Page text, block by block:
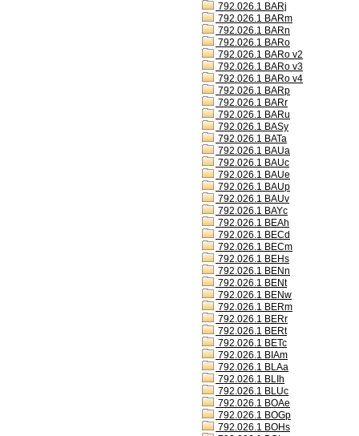
792.026.1 BARj
792.026.1 BARm
792.026.1 BARn
792.026.1 BARo
792.026.1 BARo v2
792.026.1 BARo v3
792.026.1 BARo v4
792.026.1 BARp
792.026.1 BARr
792.026.1 BARu
792.026.1 BASy
792.026.1 BATa
792.026.1 BAUa
792.026.1 BAUc
792.026.1 BAUe
792.026.1 BAUp
792.026.1 BAUv
792.026.1 BAYc
792.026.1 BEAh
792.026.1 BECd
792.026.1 BECm
792.026.1 BEHs
792.026.1 BENn
792.026.1 BENt
792.026.1 BENw
792.026.1 BERm
792.026.1 BERr
792.026.1 BERt
792.026.1 BETc
792.026.1 BIAm
792.026.1 BLAa
792.026.1 BLIh
792.026.1 BLUc
792.026.1 BOAe
792.026.1 BOGp
792.026.1 BOHs